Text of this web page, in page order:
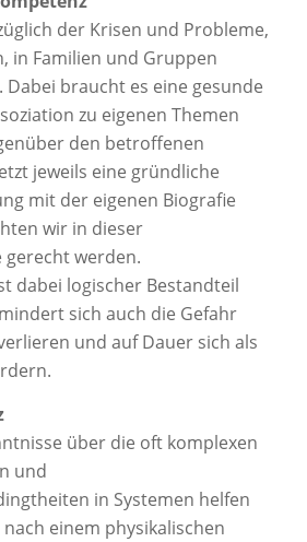
der Krisen und Probleme,
in Familien und Gruppen
braucht es eine gesunde
zu eigenen Themen
den betroffenen
jeweils eine gründliche
mit der eigenen Biografie
wir in dieser
werden.
dabei logischer Bestandteil
sich auch die Gefahr
und auf Dauer sich als
über die oft komplexen
und
in Systemen helfen
einem physikalischen